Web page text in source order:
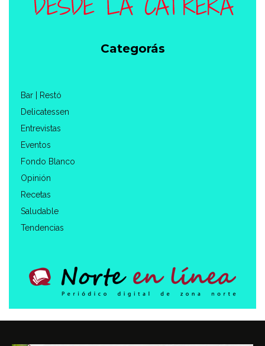
Categorás
Bar | Restó
Delicatessen
Entrevistas
Eventos
Fondo Blanco
Opinión
Recetas
Saludable
Tendencias